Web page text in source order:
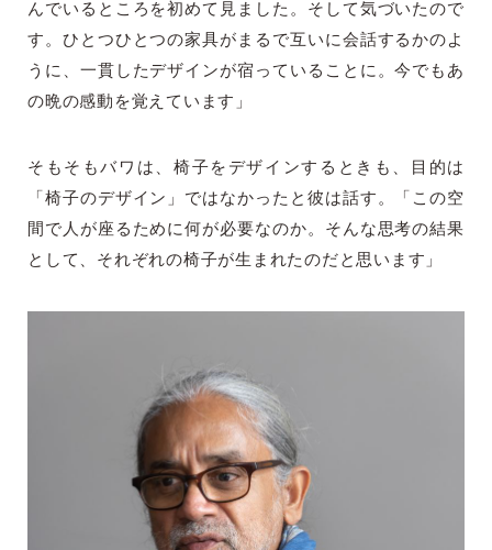
んでいるところを初めて見ました。そして気づいたので
す。ひとつひとつの家具がまるで互いに会話するかのよ
うに、一貫したデザインが宿っていることに。今でもあ
の晩の感動を覚えています」
そもそもバワは、椅子をデザインするときも、目的は
「椅子のデザイン」ではなかったと彼は話す。「この空
間で人が座るために何が必要なのか。そんな思考の結果
として、それぞれの椅子が生まれたのだと思います」